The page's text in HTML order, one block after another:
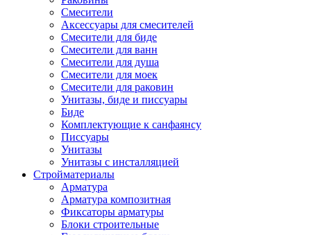
Смесители
Аксессуары для смесителей
Смесители для биде
Смесители для ванн
Смесители для душа
Смесители для моек
Смесители для раковин
Унитазы, биде и писсуары
Биде
Комплектующие к санфаянсу
Писсуары
Унитазы
Унитазы с инсталляцией
Стройматериалы
Арматура
Арматура композитная
Фиксаторы арматуры
Блоки строительные